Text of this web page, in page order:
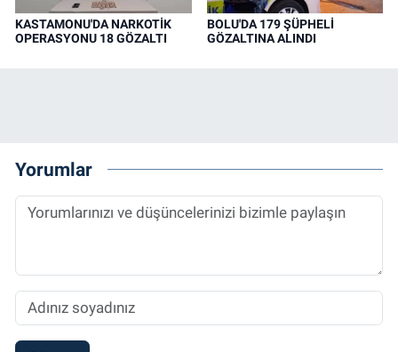
KASTAMONU'DA NARKOTİK
OPERASYONU 18 GÖZALTI
BOLU'DA 179 ŞÜPHELİ
GÖZALTINA ALINDI
Yorumlar